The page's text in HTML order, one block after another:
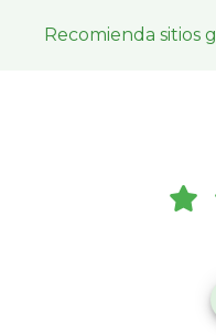
Recomienda sitios